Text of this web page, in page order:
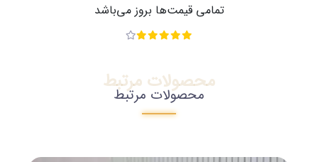
تمامی قیمت‌ها بروز می‌باشد
محصولات مرتبط
محصولات مرتبط